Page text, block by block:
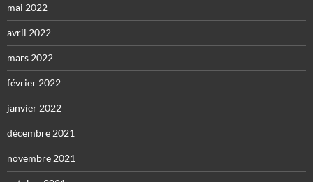
mai 2022
avril 2022
mars 2022
février 2022
janvier 2022
décembre 2021
novembre 2021